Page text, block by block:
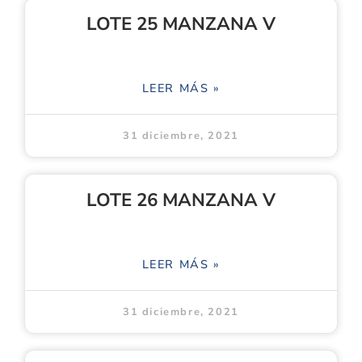
LOTE 25 MANZANA V
LEER MÁS »
31 diciembre, 2021
LOTE 26 MANZANA V
LEER MÁS »
31 diciembre, 2021